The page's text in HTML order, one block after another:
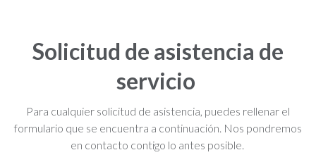
Solicitud de asistencia de
servicio
Para cualquier solicitud de asistencia, puedes rellenar el
formulario que se encuentra a continuación. Nos pondremos
en contacto contigo lo antes posible.